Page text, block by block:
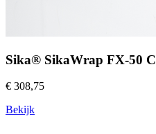
Sika® SikaWrap FX-50 C
€ 308,75
Bekijk